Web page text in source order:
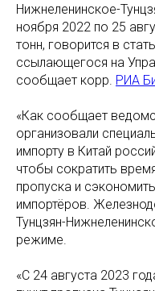
Нижнеленинское-
ноября 2022 по 25
тонн, говорится в
ссылающегося на
сообщает корр. РИА
«Как сообщает
организовали
импорту в Китай
чтобы сократить
пропуска и
импортёров.
Тунцзян-
режиме.
«С 24 августа 2023